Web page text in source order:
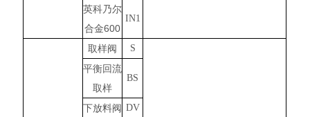
英科乃尔
合金600
IN1
取样阀 S
平衡回流
取样
BS
下放料阀 DV